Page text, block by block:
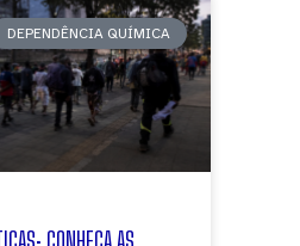
DEPENDÊNCIA QUÍMICA